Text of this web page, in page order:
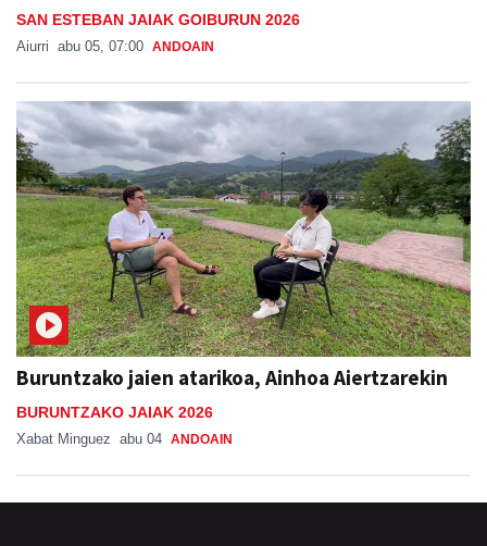
SAN ESTEBAN JAIAK GOIBURUN 2026
Aiurri abu 05, 07:00 ANDOAIN
Buruntzako jaien atarikoa, Ainhoa Aiertzarekin
BURUNTZAKO JAIAK 2026
Xabat Minguez abu 04 ANDOAIN